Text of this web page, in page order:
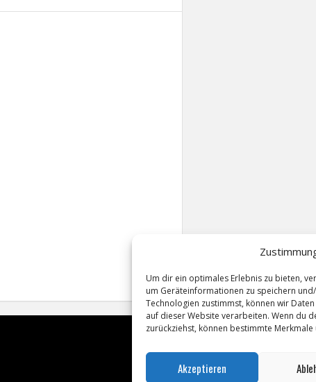
Um dir ein optimales Erlebnis zu bieten,
um Geräteinformationen zu speichern
Technologien zustimmst, können wir
auf dieser Website verarbeiten. Wenn du
zurückziehst, können bestimmte
Akzeptieren